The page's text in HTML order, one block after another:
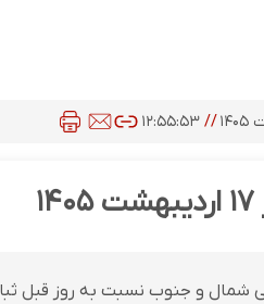
// ۱۲:۵۵:۵۳
ماهی شمال و جنوب نسبت به روز قبل